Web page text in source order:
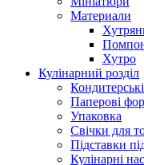
Материали
Хутро
Кулінарний розділ
Паперові
Упаковка
Свічки для
Підставки
Кулінарні